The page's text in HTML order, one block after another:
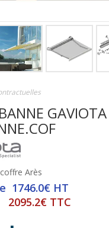
GAVIOTA
Arès
1746.0€ HT
2095.2€ TTC